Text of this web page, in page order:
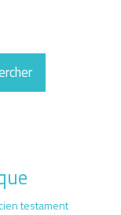
testament